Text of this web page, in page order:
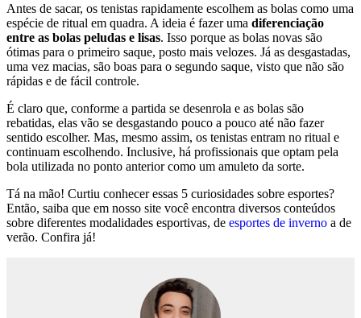
Antes de sacar, os tenistas rapidamente escolhem as bolas como uma
espécie de ritual em quadra. A ideia é fazer uma diferenciação
entre as bolas peludas e lisas. Isso porque as bolas novas são
ótimas para o primeiro saque, posto mais velozes. Já as desgastadas,
uma vez macias, são boas para o segundo saque, visto que não são
rápidas e de fácil controle.
É claro que, conforme a partida se desenrola e as bolas são
rebatidas, elas vão se desgastando pouco a pouco até não fazer
sentido escolher. Mas, mesmo assim, os tenistas entram no ritual e
continuam escolhendo. Inclusive, há profissionais que optam pela
bola utilizada no ponto anterior como um amuleto da sorte.
Tá na mão! Curtiu conhecer essas 5 curiosidades sobre esportes?
Então, saiba que em nosso site você encontra diversos conteúdos
sobre diferentes modalidades esportivas, de esportes de inverno a de
verão. Confira já!